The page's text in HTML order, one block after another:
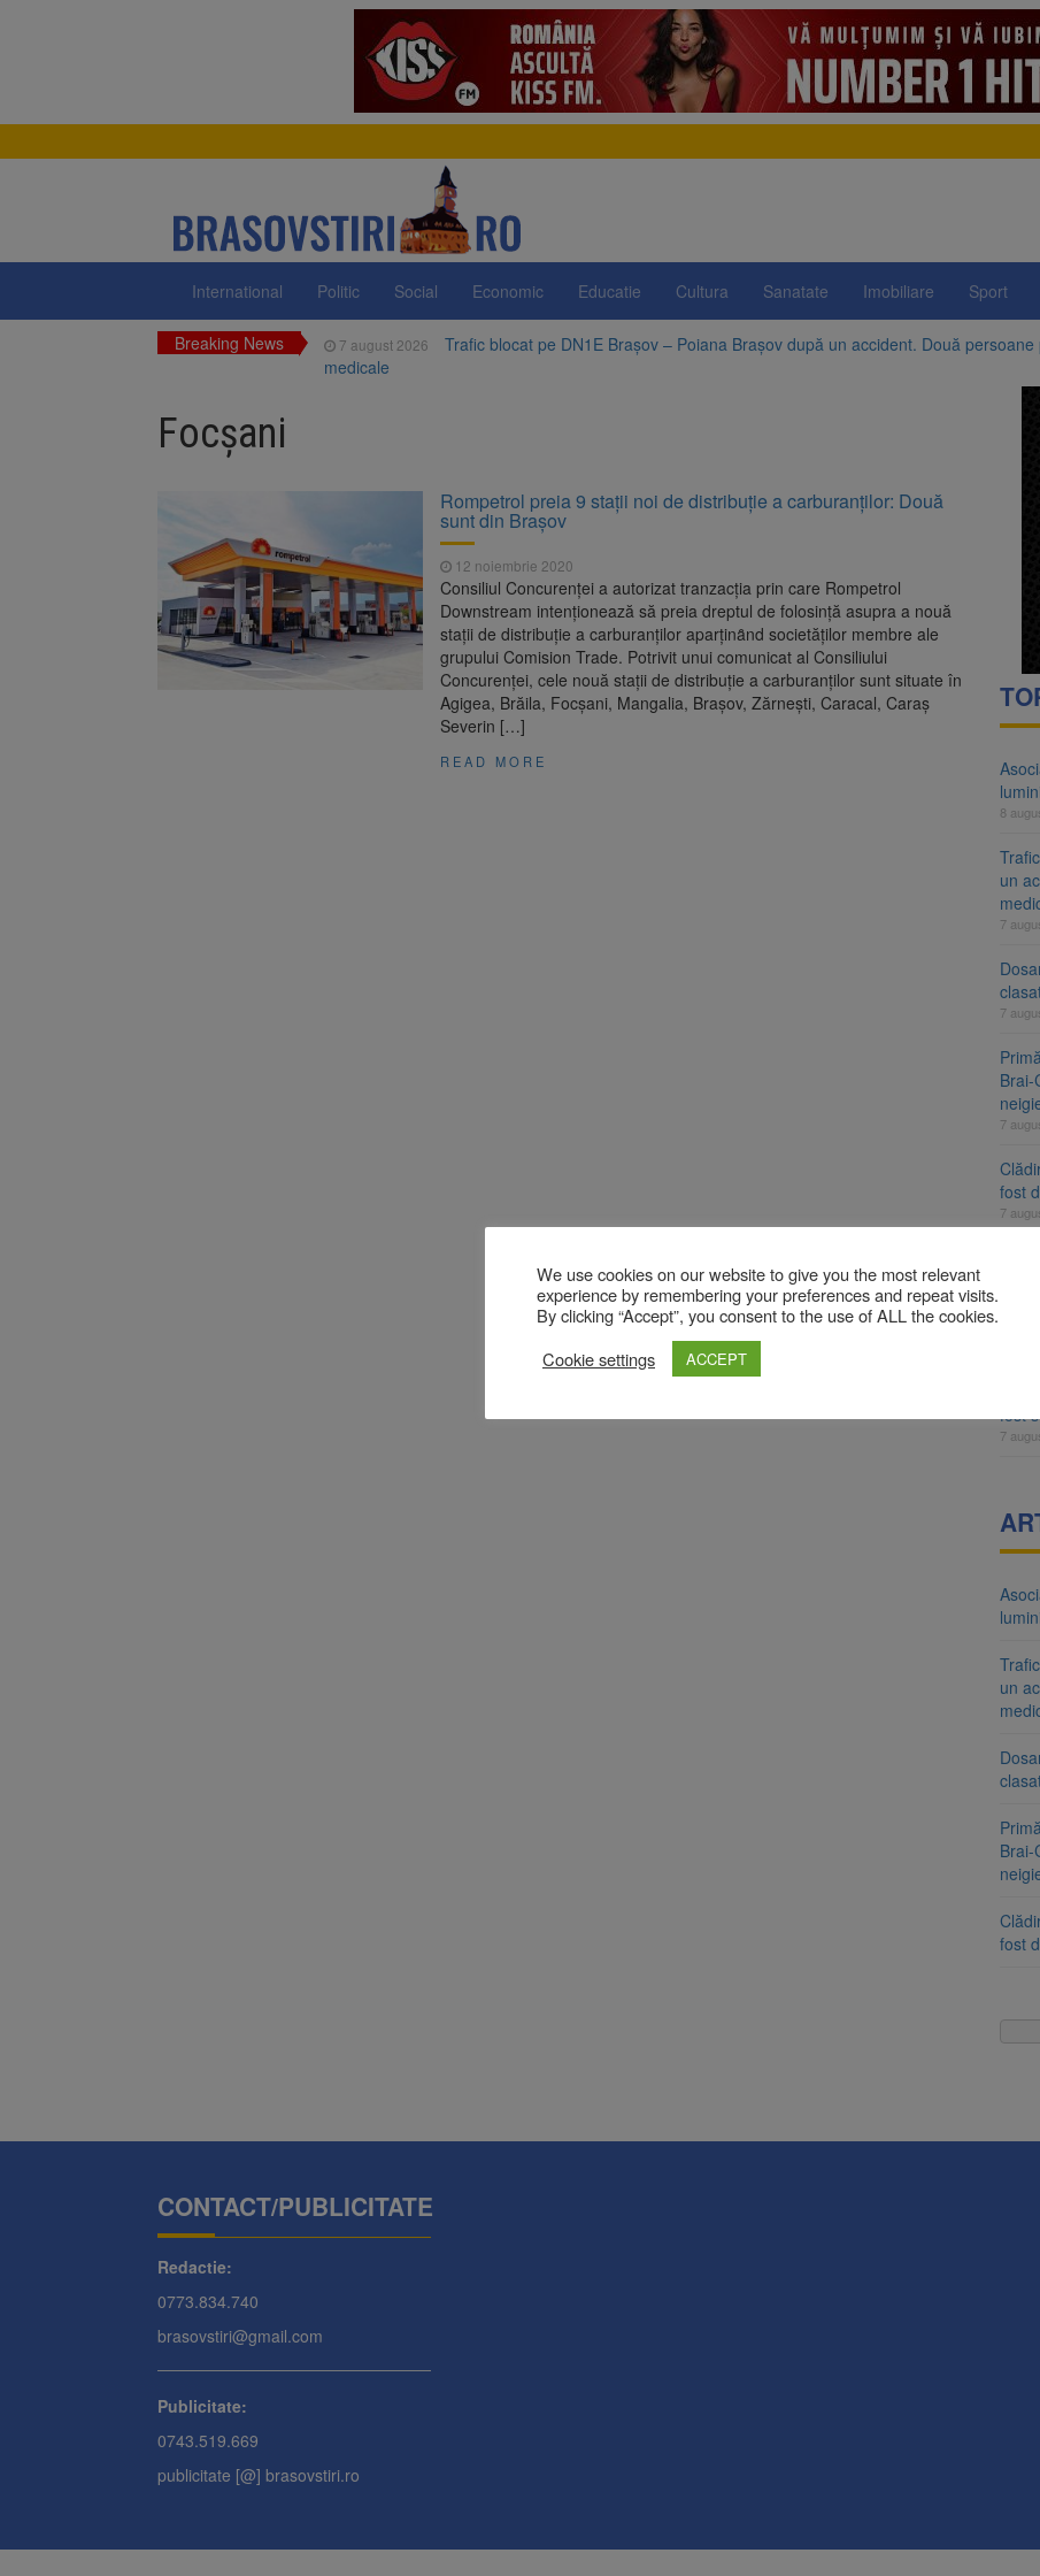
International Politic Social Economic Educatie Cultura Sanatate Imobiliare Sport
Breaking News 7 august 2026
Trafic blocat pe DN1E Brașov – Poiana Brașov după un accident. Două
medicale
Dosar de evaziune fiscală de peste 330.000 de lei, clasat la Brașov după plata
Primăria Brașov amenință cu sistarea plăților către Brai-Cata și Comprest.
Platforma Belvedere de pe Tâmpa intră în renovare. Contract de peste 1 milion
8 august 2026 Asociația Română pentru Iluminat cere reducerea luminii pe timpul nopții, nu
Focșani
Rompetrol preia 9 stații noi de distribuție a carburanților: Două
sunt din Brașov
12 noiembrie 2020
Consiliul Concurenței a autorizat tranzacția prin care Rompetrol
Downstream intenționează să preia dreptul de folosinţă asupra a nouă
staţii de distribuţie a carburanţilor aparţinȃnd societăţilor membre ale
grupului Comision Trade. Potrivit unui comunicat al Consiliului
Concurenței, cele nouă stații de distribuție a carburanților sunt situate în
Agigea, Brăila, Focșani, Mangalia, Brașov, Zărnești, Caracal, Caraș
Severin […]
READ MORE
8
un
7
7
Brai-
7
fost
7
7
fost
7
un
Brai-
fost
CONTACT/PUBLICITATE
Redactie:
0773.834.740
brasovstiri@gmail.com
Publicitate:
0743.519.669
publicitate [@] brasovstiri.ro
We use cookies on our website to give you the most relevant
experience by remembering your preferences and repeat visits.
By clicking “Accept”, you consent to the use of ALL the cookies.
Cookie settings
ACCEPT